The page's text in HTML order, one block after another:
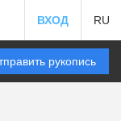
ВХОД RU
рукопись